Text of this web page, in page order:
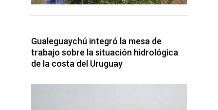
Gualeguaychú integró la mesa de
trabajo sobre la situación hidrológica
de la costa del Uruguay